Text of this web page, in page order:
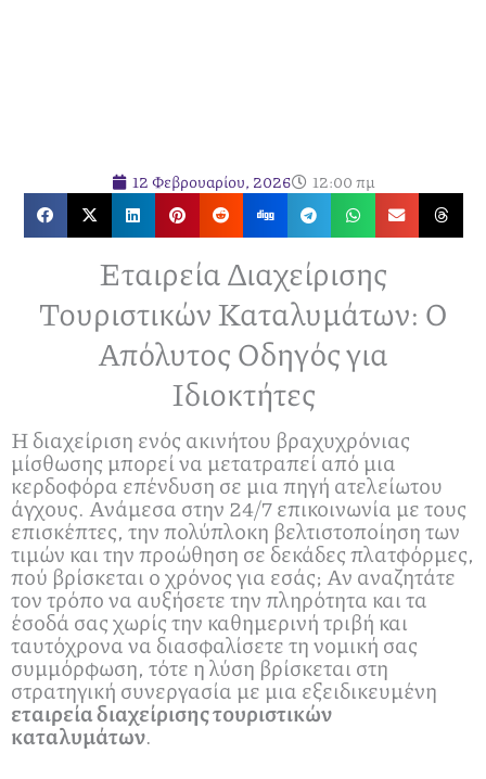
12 Φεβρουαρίου, 2026 12:00 πμ
Εταιρεία Διαχείρισης
Τουριστικών Καταλυμάτων: Ο
Απόλυτος Οδηγός για
Ιδιοκτήτες
Η διαχείριση ενός ακινήτου βραχυχρόνιας
μίσθωσης μπορεί να μετατραπεί από μια
κερδοφόρα επένδυση σε μια πηγή ατελείωτου
άγχους. Ανάμεσα στην 24/7 επικοινωνία με τους
επισκέπτες, την πολύπλοκη βελτιστοποίηση των
τιμών και την προώθηση σε δεκάδες πλατφόρμες,
πού βρίσκεται ο χρόνος για εσάς; Αν αναζητάτε
τον τρόπο να αυξήσετε την πληρότητα και τα
έσοδά σας χωρίς την καθημερινή τριβή και
ταυτόχρονα να διασφαλίσετε τη νομική σας
συμμόρφωση, τότε η λύση βρίσκεται στη
στρατηγική συνεργασία με μια εξειδικευμένη
εταιρεία διαχείρισης τουριστικών
καταλυμάτων.